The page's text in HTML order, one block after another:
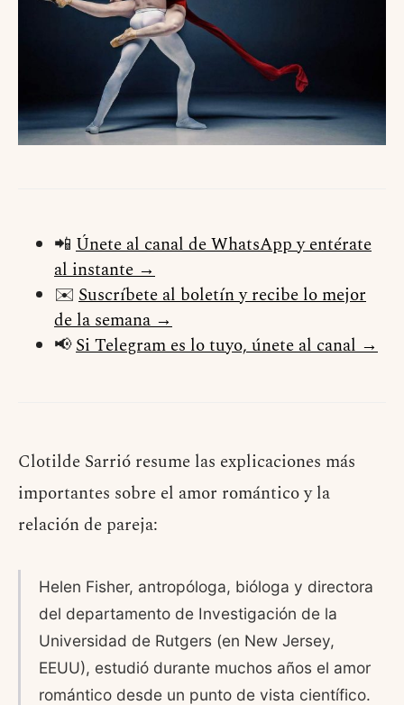
📲 Únete al canal de WhatsApp y entérate
al instante →
✉️ Suscríbete al boletín y recibe lo mejor
de la semana →
📢Si Telegram es lo tuyo, únete al canal →
Clotilde Sarrió resume las explicaciones más
importantes sobre el amor romántico y la
relación de pareja:
Helen Fisher, antropóloga, bióloga y directora
del departamento de Investigación de la
Universidad de Rutgers (en New Jersey,
EEUU), estudió durante muchos años el amor
romántico desde un punto de vista científico.